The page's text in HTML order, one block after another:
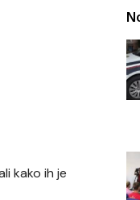
kako ih je